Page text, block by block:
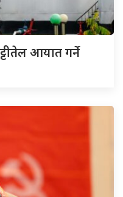
आयात गर्ने